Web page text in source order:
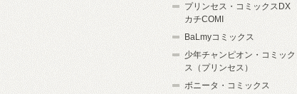
プリンセス・コミックスDX
カチCOMI
BaLmyコミックス
少年チャンピオン・コミック
ス（プリンセス）
ボニータ・コミックス